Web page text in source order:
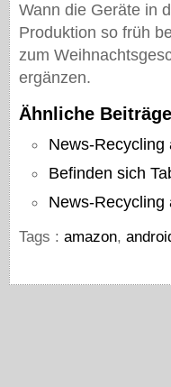
Wann die Geräte in
Produktion so früh
zum
ergänzen.
Ähnliche
News-Recycling
Befinden sich
News-Recycling
Tags : amazon,